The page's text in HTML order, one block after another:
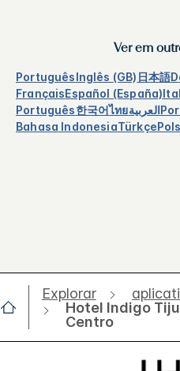
Ver em
PortuguêsInglês (GB) 日本語
FrançaisEspañol (España)
Português한국어ไทยالعربية
Bahasa IndonesiaTürkçe
Explorar
Hotel Indigo
Centro